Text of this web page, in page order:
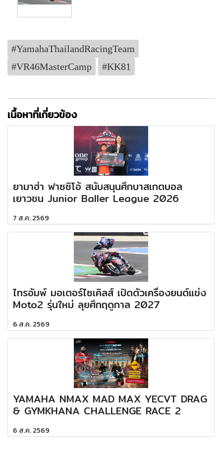
#YamahaThailandRacingTeam
#VR46MasterCamp
#KK81
เนื้อหาที่เกี่ยวข้อง
ยามาฮ่า ฟาซซิโอ้ สนับสนุนศึกบาสเกตบอล
เยาวชน Junior Baller League 2026
7 ส.ค. 2569
ไทรอัมพ์ มอเตอร์ไซเคิลส์ เปิดตัวเครื่องยนต์แข่ง
Moto2 รุ่นใหม่ ลุยศึกฤดูกาล 2027
6 ส.ค. 2569
YAMAHA NMAX MAD MAX YECVT DRAG
& GYMKHANA CHALLENGE RACE 2
6 ส.ค. 2569